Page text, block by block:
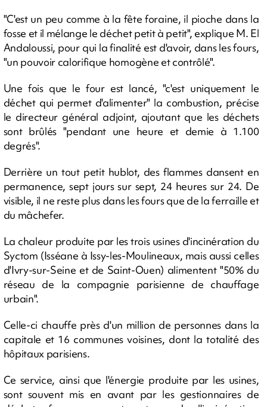
"C'est un peu comme à la fête foraine, il pioche dans la
fosse et il mélange le déchet petit à petit", explique M. El
Andaloussi, pour qui la finalité est d'avoir, dans les fours,
"un pouvoir calorifique homogène et contrôlé".
Une fois que le four est lancé, "c'est uniquement le
déchet qui permet d'alimenter" la combustion, précise
le directeur général adjoint, ajoutant que les déchets
sont brûlés "pendant une heure et demie à 1.100
degrés".
Derrière un tout petit hublot, des flammes dansent en
permanence, sept jours sur sept, 24 heures sur 24. De
visible, il ne reste plus dans les fours que de la ferraille et
du mâchefer.
La chaleur produite par les trois usines d'incinération du
Syctom (Isséane à Issy-les-Moulineaux, mais aussi celles
d'Ivry-sur-Seine et de Saint-Ouen) alimentent "50% du
réseau de la compagnie parisienne de chauffage
urbain".
Celle-ci chauffe près d'un million de personnes dans la
capitale et 16 communes voisines, dont la totalité des
hôpitaux parisiens.
Ce service, ainsi que l'énergie produite par les usines,
sont souvent mis en avant par les gestionnaires de